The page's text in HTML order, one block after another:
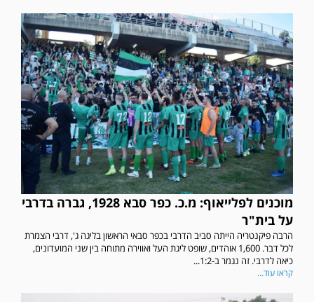
מוכנים לפלייאוף: מ.כ. כפר סבא 1928, גברה בדרבי
על בית"ר
הרבה פיקנטריה הייתה סביב הדרבי בכפר סבאי הראשון בליגה ג', דרבי הצמרת
לכל דבר. 1,600 אוהדים, שופט ליגת העל ואווירה מתוחה בין שני המועדונים,
כיאה לדרבי. זה נגמר ב-1:2...
קראו עוד...